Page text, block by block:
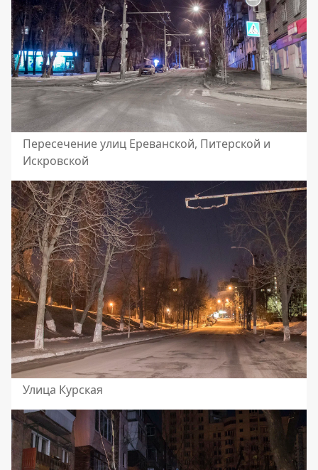
Пересечение улиц Ереванской, Питерской и
Искровской
Улица Курская